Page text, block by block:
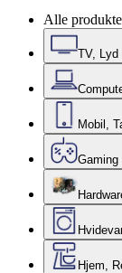
Alle
TV, Lyd
Mobil,
Gaming
Hjem,